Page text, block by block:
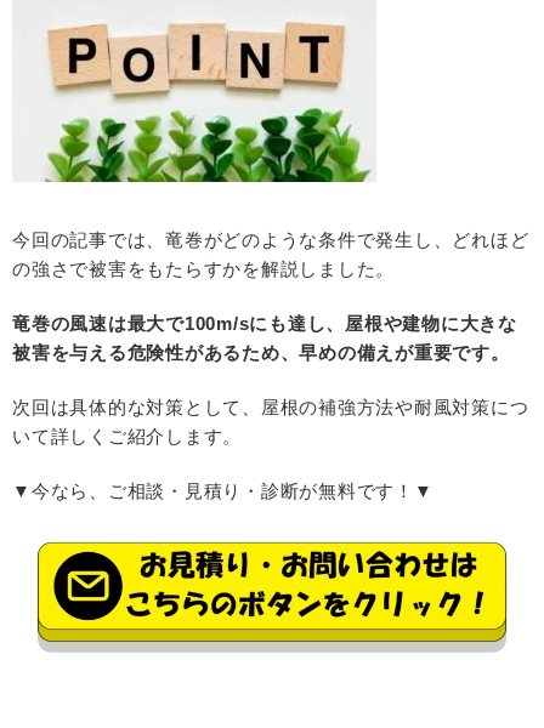
今回の記事では、竜巻がどのような条件で発生し、どれほど
の強さで被害をもたらすかを解説しました。
竜巻の風速は最大で100m/sにも達し、屋根や建物に大きな
被害を与える危険性があるため、早めの備えが重要です。
次回は具体的な対策として、屋根の補強方法や耐風対策につ
いて詳しくご紹介します。
▼今なら、ご相談・見積り・診断が無料です！▼